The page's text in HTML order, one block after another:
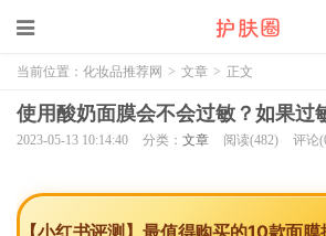
当前位置： 化妆品推荐网 > 文章 > 正文
使用酸奶面膜会不会过敏？如果过
2023-05-13 10:14:40 分类： 文章 阅读(482) 评论
【小红书评测】最值得购买的10款面